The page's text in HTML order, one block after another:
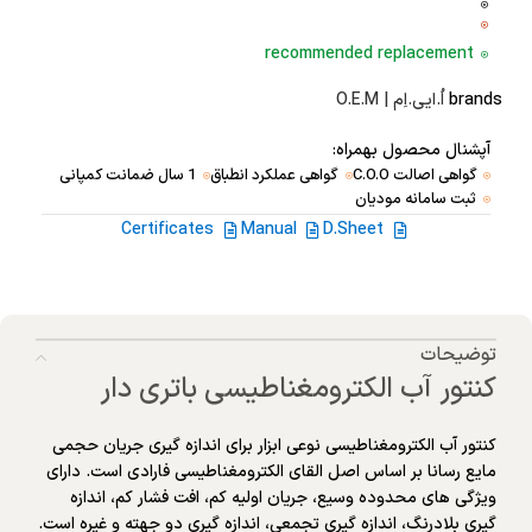
recommended replacement
brandsاُ.ایی.اِم | O.E.M
آپشنال محصول بهمراه:
گواهی اصالت C.O.O گواهی عملکرد انطباق
1 سال ضمانت کمپانی
ثبت سامانه مودیان
D.Sheet
Manual
Certificates
توضیحات
کنتور آب الکترومغناطیسی باتری دار
کنتور آب الکترومغناطیسی نوعی ابزار برای اندازه گیری جریان حجمی
مایع رسانا بر اساس اصل القای الکترومغناطیسی فارادی است. دارای
ویژگی های محدوده وسیع، جریان اولیه کم، افت فشار کم، اندازه
گیری بلادرنگ، اندازه گیری تجمعی، اندازه گیری دو جهته و غیره است.